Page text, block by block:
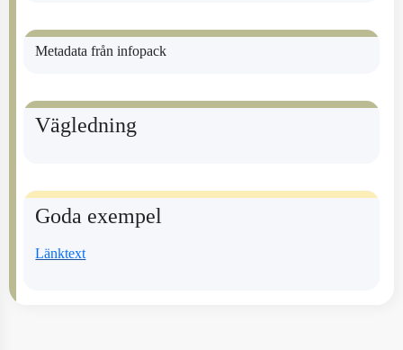
Metadata från infopack
Vägledning
Goda exempel
Länktext